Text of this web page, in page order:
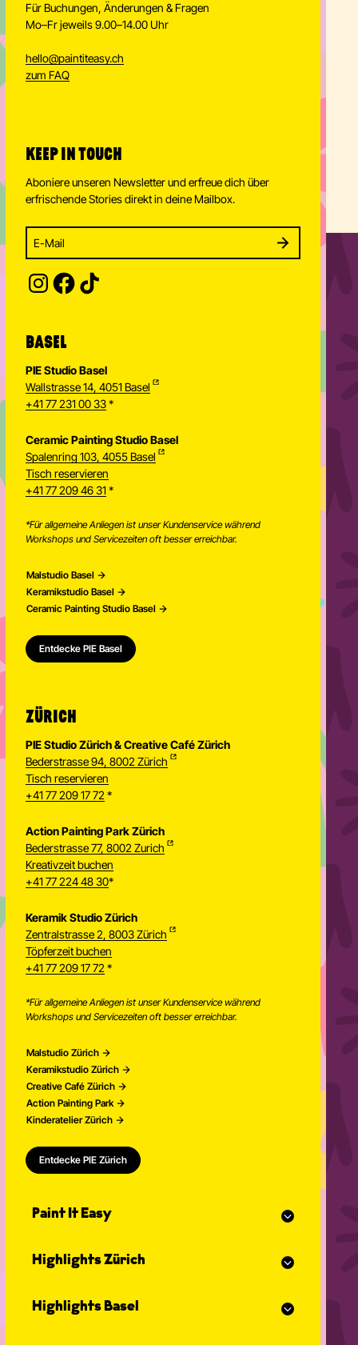
Für Buchungen, Änderungen & Fragen
Mo–Fr jeweils 9.00–14.00 Uhr
hello@paintiteasy.ch
zum FAQ
KEEP IN TOUCH
Aboniere unseren Newsletter und erfreue dich über
erfrischende Stories direkt in deine Mailbox.
Newsletter
Subscribe to our newsletter and stay updated.
Enter your email address to subscribe
SUBSCRIBE
BASEL
PIE Studio Basel
Wallstrasse 14, 4051 Basel
+41 77 231 00 33*
Ceramic Painting Studio Basel
Spalenring 103, 4055 Basel
Tisch reservieren
+41 77 209 46 31 *
*Für allgemeine Anliegen ist unser Kundenservice während
Workshops und Servicezeiten oft besser erreichbar.
Malstudio Basel
Keramikstudio Basel
Ceramic Painting Studio Basel
Entdecke PIE Basel
ZÜRICH
PIE Studio Zürich & Creative Café Zürich
Bederstrasse 94, 8002 Zürich
Tisch reservieren
+41 77 209 17 72 *
Action Painting Park Zürich
Bederstrasse 77, 8002 Zurich
Kreativzeit buchen
+41 77 224 48 30*
Keramik Studio Zürich
Zentralstrasse 2, 8003 Zürich
Töpferzeit buchen
+41 77 209 17 72 *
*Für allgemeine Anliegen ist unser Kundenservice während
Workshops und Servicezeiten oft besser erreichbar.
Malstudio Zürich
Keramikstudio Zürich
Creative Café Zürich
Action Painting Park
Kinderatelier Zürich
Entdecke PIE Zürich
Paint It Easy
Eventplaner für Feiern
Offenes Atelier
Community Events
Highlights Zürich
Malen für Erwachsene
Highlights Basel